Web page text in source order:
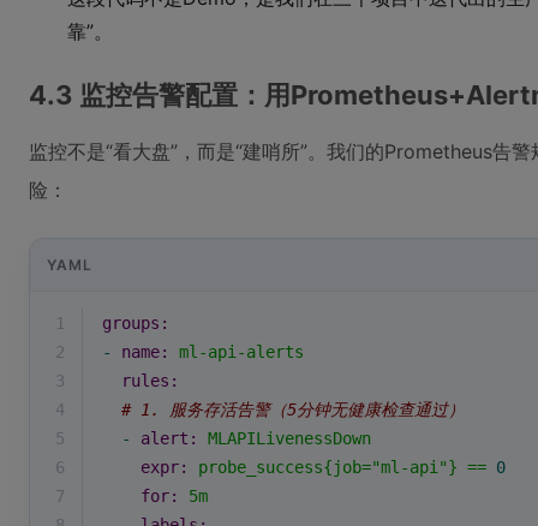
靠”。
4.3 监控告警配置：用
监控不是“看大盘”，而是“建哨所”。我们的Prometheus告警
险：
YAML
1
groups:
2
- name:
ml-api-alerts
3
rules:
4
# 1. 服务存活告警（5分钟无健康检查通过）
5
- alert:
MLAPILivenessDown
6
expr: probe_success{job="ml-api"} == 0
7
for:
5m